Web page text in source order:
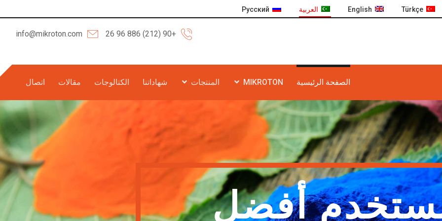
Türkçe
English العربية Русский
info@mikroton.com +90 (212) 886 96 26
الصفحة الرئيسية MIKROTON المنتجات شهاداتنا الكتالوجات مقالات اتصال
أفضل